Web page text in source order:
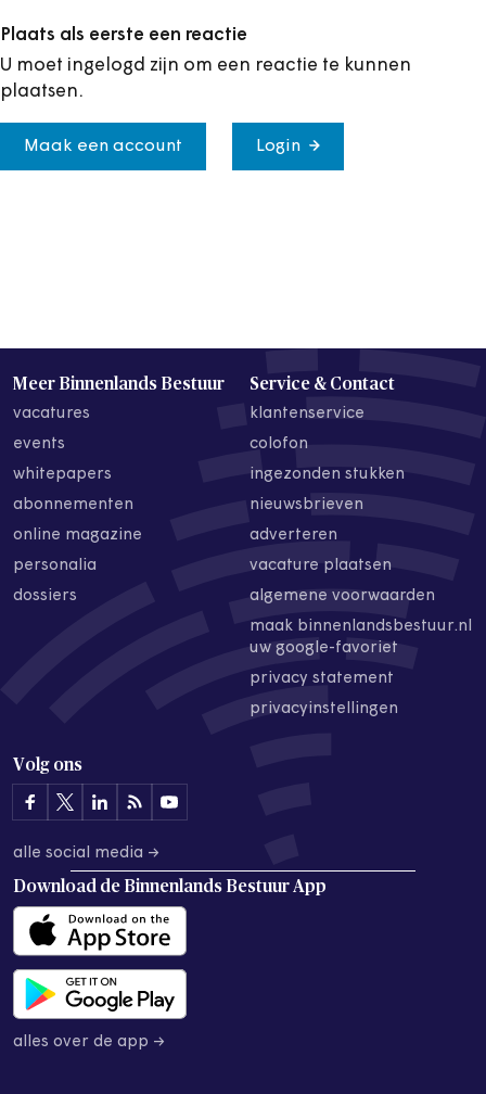
Plaats als eerste een reactie
U moet ingelogd zijn om een reactie te kunnen
plaatsen.
Maak een account Login
Meer Binnenlands Bestuur
vacatures
events
whitepapers
abonnementen
online magazine
personalia
dossiers
Service & Contact
klantenservice
colofon
ingezonden stukken
nieuwsbrieven
adverteren
vacature plaatsen
algemene voorwaarden
maak binnenlandsbestuur.nl
uw google-favoriet
privacy statement
privacyinstellingen
Volg ons
alle social media →
Download de Binnenlands Bestuur App
alles over de app →